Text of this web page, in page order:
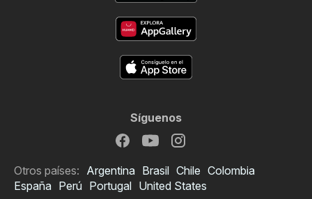
Síguenos
Otros países: Argentina Brasil Chile Colombia
España Perú Portugal United States